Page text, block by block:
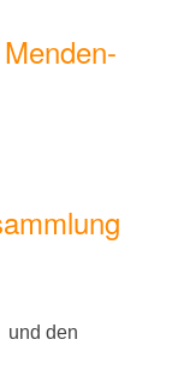
und den